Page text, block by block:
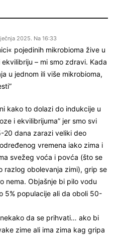
2025. Na 16:33
pojedinih mikrobioma žive u
– mi smo zdravi. Kada
u jednom ili više mikrobioma,
kako to dolazi do indukcije u
i ekvilibrijuma” jer smo svi
20 dana zarazi veliki deo
vremena iako zima i
svežeg voća i povća (što se
razlog obolevanja zimi), grip se
nema. Objašnje bi pilo vodu
5% populacije ali da oboli 50-
da se prihvati… ako bi
zime ali ima zima kag gripa